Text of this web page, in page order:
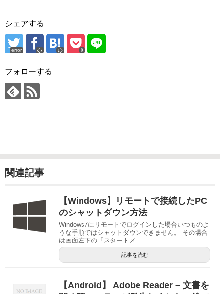
シェアする
error 0
フォローする
関連記事
【Windows】リモートで接続したPC
のシャットダウン方法
Windows7にリモートでログインした場合いつものよ
うな手順ではシャットダウンできません。 その場合
は画面左下の「スタートメ...
記事を読む
【Android】 Adobe Reader – 文書を